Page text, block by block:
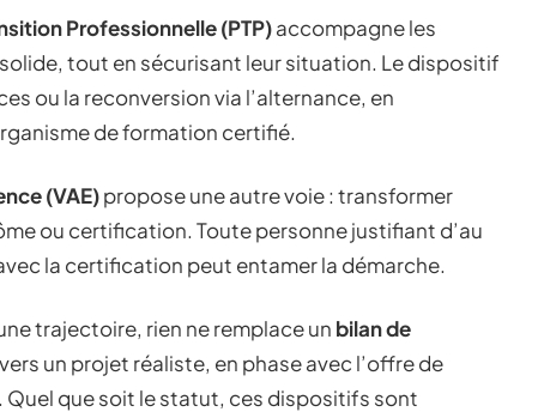
Professionnelle (PTP)accompagne les
tout en sécurisant leur situation. Le dispositif
ou la reconversion via l’alternance, en
de formation certifié.
(VAE)propose une autre voie : transformer
ou certification. Toute personne justifiant d’au
la certification peut entamer la démarche.
trajectoire, rien ne remplace un bilan de
un projet réaliste, en phase avec l’offre de
. Quel que soit le statut, ces dispositifs sont